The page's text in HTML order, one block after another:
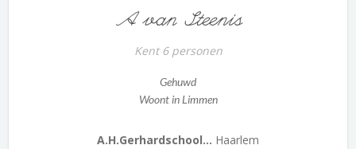
A van Steenis
Kent 6 personen
Gehuwd
Woont in Limmen
A.H.Gerhardschool... Haarlem